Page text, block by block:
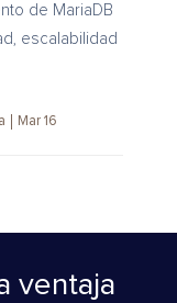
de MariaDB
escalabilidad
Mar 16
ventaja